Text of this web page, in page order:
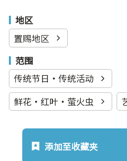
地区
置赐地区
范围
传统节日·传统活动
鲜花·红叶·萤火虫
添加至收藏夹